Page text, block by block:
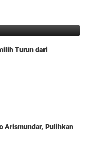
Turun dari
Arismundar, Pulihkan